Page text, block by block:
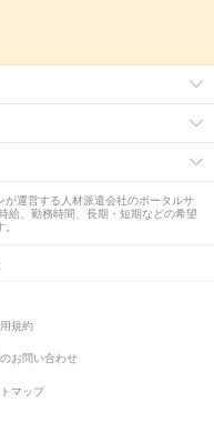
運営する人材派遣会社のポータルサ
給、勤務時間、長期・短期などの希望
規約
お問い合わせ
マップ